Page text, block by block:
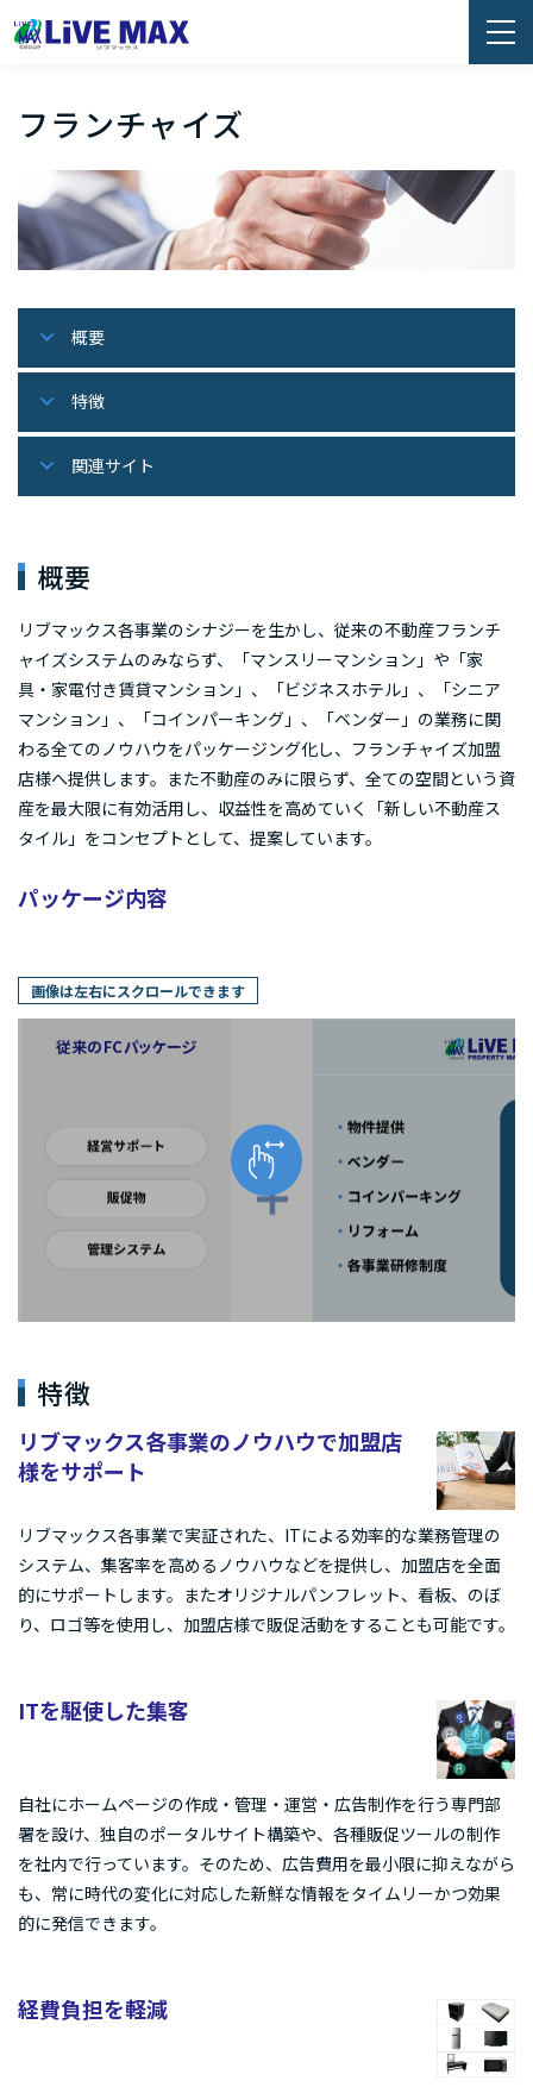
フランチャイズ
概要
特徴
関連サイト
概要
リブマックス各事業のシナジーを生かし、従来の不動産フランチ
ャイズシステムのみならず、「マンスリーマンション」や「家
具・家電付き賃貸マンション」、「ビジネスホテル」、「シニア
マンション」、「コインパーキング」、「ベンダー」の業務に関
わる全てのノウハウをパッケージング化し、フランチャイズ加盟
店様へ提供します。また不動産のみに限らず、全ての空間という資
産を最大限に有効活用し、収益性を高めていく「新しい不動産ス
タイル」をコンセプトとして、提案しています。
パッケージ内容
特徴
リブマックス各事業のノウハウで加盟店
様をサポート
リブマックス各事業で実証された、ITによる効率的な業務管理の
システム、集客率を高めるノウハウなどを提供し、加盟店を全面
的にサポートします。またオリジナルパンフレット、看板、のぼ
り、ロゴ等を使用し、加盟店様で販促活動をすることも可能です。
ITを駆使した集客
自社にホームページの作成・管理・運営・広告制作を行う専門部
署を設け、独自のポータルサイト構築や、各種販促ツールの制作
を社内で行っています。そのため、広告費用を最小限に抑えながら
も、常に時代の変化に対応した新鮮な情報をタイムリーかつ効果
的に発信できます。
経費負担を軽減